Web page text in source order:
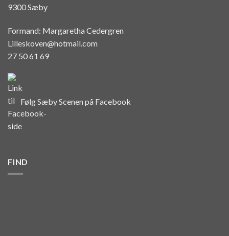
9300 Sæby
Formand: Margaretha Cedergren
Lilleskoven@hotmail.com
27 50 61 69
Følg Sæby Scenen på Facebook
FIND